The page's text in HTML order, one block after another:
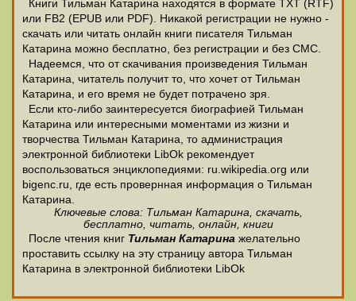
Книги Тильман Катарина находятся в формате ТХТ (RTF)
или FB2 (EPUB или PDF). Никакой регистрации не нужно -
скачать или читать онлайн книги писателя Тильман
Катарина можно бесплатно, без регистрации и без СМС.
Надеемся, что от скачивания произведения Тильман
Катарина, читатель получит то, что хочет от Тильман
Катарина, и его время не будет потрачено зря.
Если кто-либо заинтересуется биографией Тильман
Катарина или интересными моментами из жизни и
творчества Тильман Катарина, то администрация
электронной библиотеки LibOk рекомендует
воспользоваться энциклопедиями: ru.wikipedia.org или
bigenc.ru, где есть провернная информация о Тильман
Катарина.
Ключевые слова: Тильман Катарина, скачать,
бесплатно, читать, онлайн, книги
После чтения книг Тильман Катарина желательно
проставить ссылку на эту страницу автора Тильман
Катарина в электронной библиотеки LibOk